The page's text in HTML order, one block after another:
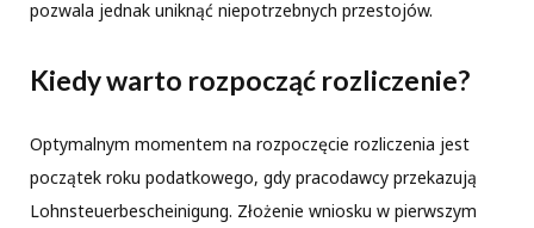
pozwala jednak uniknąć niepotrzebnych przestojów.
Kiedy warto rozpocząć rozliczenie?
Optymalnym momentem na rozpoczęcie rozliczenia jest
początek roku podatkowego, gdy pracodawcy przekazują
Lohnsteuerbescheinigung. Złożenie wniosku w pierwszym